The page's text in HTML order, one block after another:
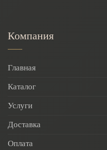
Компания
Главная
Каталог
Услуги
Доставка
Оплата